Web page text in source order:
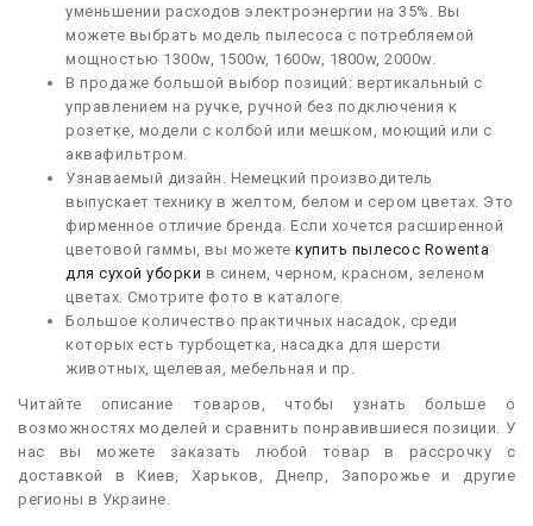
уменьшении расходов электроэнергии на 35%. Вы
можете выбрать модель пылесоса с потребляемой
мощностью 1300w, 1500w, 1600w, 1800w, 2000w.
В продаже большой выбор позиций: вертикальный с
управлением на ручке, ручной без подключения к
розетке, модели с колбой или мешком, моющий или с
аквафильтром.
Узнаваемый дизайн. Немецкий производитель
выпускает технику в желтом, белом и сером цветах. Это
фирменное отличие бренда. Если хочется расширенной
цветовой гаммы, вы можете купить пылесос Rowenta
для сухой уборки в синем, черном, красном, зеленом
цветах. Смотрите фото в каталоге.
Большое количество практичных насадок, среди
которых есть турбощетка, насадка для шерсти
животных, щелевая, мебельная и пр.
Читайте описание товаров, чтобы узнать больше о
возможностях моделей и сравнить понравившиеся позиции. У
нас вы можете заказать любой товар в рассрочку с
доставкой в Киев, Харьков, Днепр, Запорожье и другие
регионы в Украине.